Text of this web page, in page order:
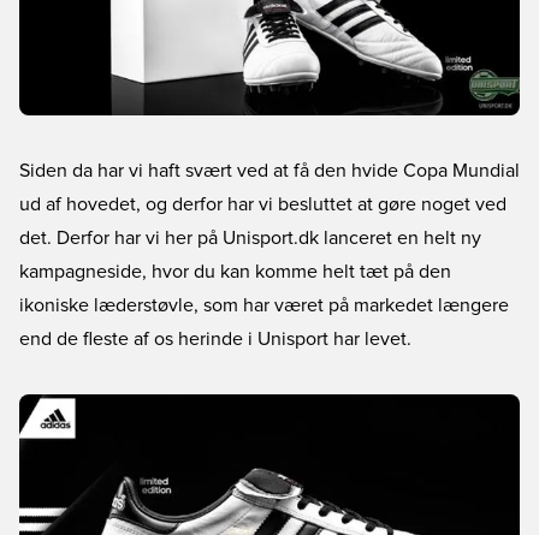
Siden da har vi haft svært ved at få den hvide Copa Mundial
ud af hovedet, og derfor har vi besluttet at gøre noget ved
det. Derfor har vi her på Unisport.dk lanceret en helt ny
kampagneside, hvor du kan komme helt tæt på den
ikoniske læderstøvle, som har været på markedet længere
end de fleste af os herinde i Unisport har levet.